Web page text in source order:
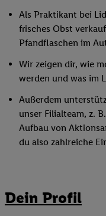
Als Praktikant bei
frisches Obst
Pfandflaschen im
Wir zeigen dir, wie
werden und was im
Außerdem
unser Filialteam, z.
Aufbau von
du also zahlreiche
Dein Profil